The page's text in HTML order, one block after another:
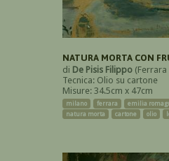
NATURA MORTA CON
di De Pisis Filippo
Tecnica: Olio su cartone
Misure: 34.5cm x 47cm
milano ferrara emilia
natura morta
cartone olio